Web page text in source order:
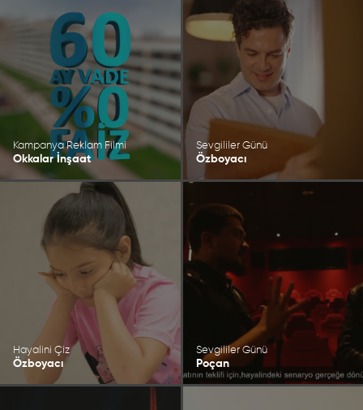
Kampanya Reklam Filmi
Okkalar İnşaat
Sevgililer Günü
Özboyacı
Hayalini Çiz
Özboyacı
Sevgililer Günü
Poçan